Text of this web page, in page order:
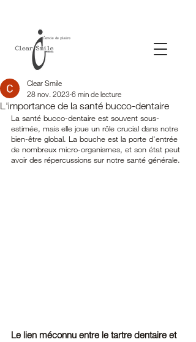
L'importance de la santé bucco-dentaire
Clear Smile
28 nov. 20236 min de lecture
La santé bucco-dentaire est souvent sous-
estimée, mais elle joue un rôle crucial dans notre
bien-être global. La bouche est la porte d'entrée
de nombreux micro-organismes, et son état peut
avoir des répercussions sur notre santé générale.
Le lien méconnu entre le tartre dentaire et